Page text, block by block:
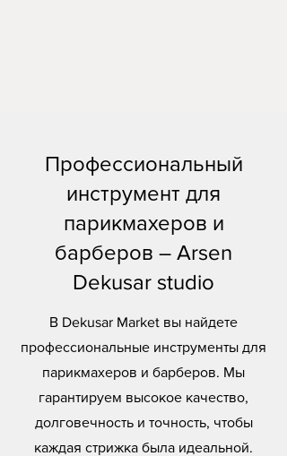
Профессиональный
инструмент для
парикмахеров и
барберов – Arsen
Dekusar studio
В Dekusar Market вы найдете
профессиональные инструменты для
парикмахеров и барберов. Мы
гарантируем высокое качество,
долговечность и точность, чтобы
каждая стрижка была идеальной.